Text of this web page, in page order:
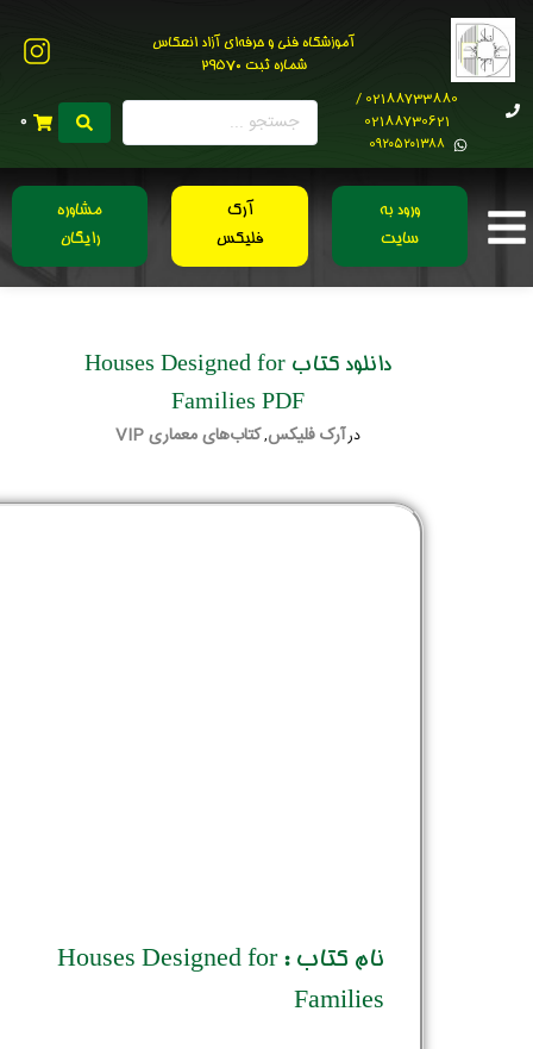
آموزشگاه فنی و حرفه‌ای آزاد انعکاس
شماره ثبت 29570
02188733880 /
02188730621
0۹۲۰۵۲۰۱۳۸۸
0
ورود به
سایت
آرک
فلیکس
مشاوره
رایگان
دانلود کتاب Houses Designed for
Families PDF
درآرک فلیکس,کتاب‌های معماری VIP
نام کتاب : Houses Designed for
Families